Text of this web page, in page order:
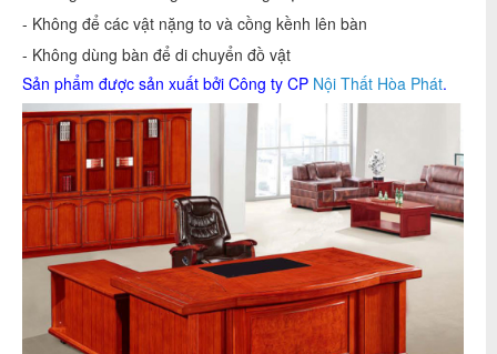
- Không để các vật nặng to và cồng kềnh lên bàn
- Không dùng bàn để di chuyển đồ vật
Sản phẩm được sản xuất bởi Công ty CP Nội Thất Hòa Phát.